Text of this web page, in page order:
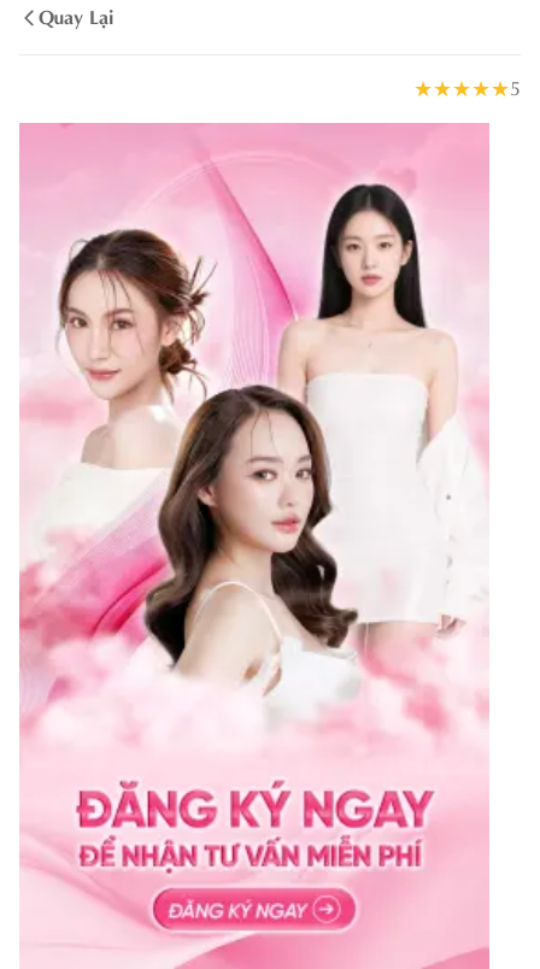
Quay Lại
★★★★★5